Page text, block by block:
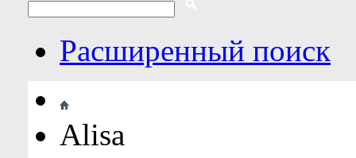
Расширенный поиск
Alisa